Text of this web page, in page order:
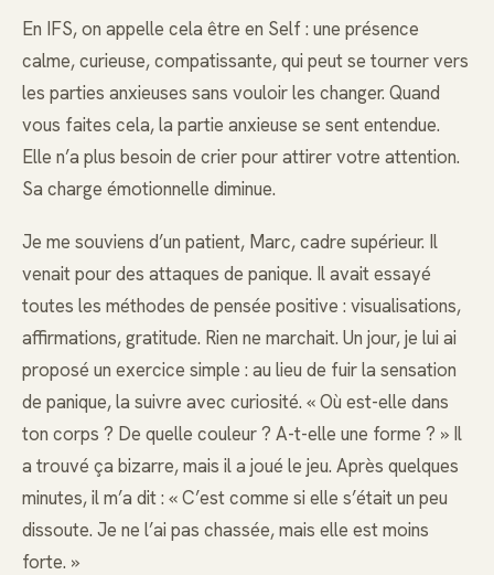
En IFS, on appelle cela être en Self : une présence
calme, curieuse, compatissante, qui peut se tourner vers
les parties anxieuses sans vouloir les changer. Quand
vous faites cela, la partie anxieuse se sent entendue.
Elle n’a plus besoin de crier pour attirer votre attention.
Sa charge émotionnelle diminue.
Je me souviens d’un patient, Marc, cadre supérieur. Il
venait pour des attaques de panique. Il avait essayé
toutes les méthodes de pensée positive : visualisations,
affirmations, gratitude. Rien ne marchait. Un jour, je lui ai
proposé un exercice simple : au lieu de fuir la sensation
de panique, la suivre avec curiosité. « Où est-elle dans
ton corps ? De quelle couleur ? A-t-elle une forme ? » Il
a trouvé ça bizarre, mais il a joué le jeu. Après quelques
minutes, il m’a dit : « C’est comme si elle s’était un peu
dissoute. Je ne l’ai pas chassée, mais elle est moins
forte. »